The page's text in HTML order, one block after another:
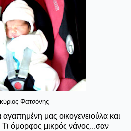
Φατσόνης
μας οικογενειούλα και
όμορφος μικρός νάνος...σαν